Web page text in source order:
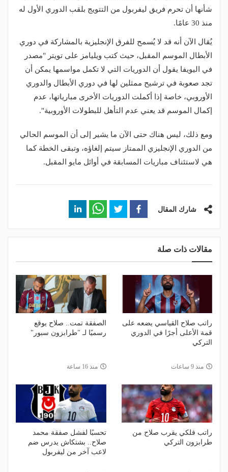
شأنها أن تحرم فريق ليفربول من التتويج بلقب الدوري الأول له
منذ 30 عامًا.
يُقال الآن أنه قد لا يُسمح للفرق الإنجليزية بالمشاركة في دوري
الأبطال الموسم المقبل، حيث كتب ويليامز على تويتر "مصدر
في اليويفا يقول أن الدوريات التي لا تكمل مواسمها يمكن أن
تجد صعوبة في ترشيح ممثلين لها في دوري الأبطال والدوري
الأوروبي، خاصة إذا أكملت الدوريات الأخرى مبارياتها، عدم
إكمال الموسم قد يعني عدم التأهل للبطولات الأوروبية".
ومع ذلك، ليس هناك حتى الآن ما يشير إلى أن الموسم الحالي
من الدوري الإنجليزي الممتاز سيتم إلغاؤه، وتبقى الخطة كما
هي لاستئناف مباريات المسابقة في أوائل مايو المقبل.
شارك المقال
مقالات ذات صلة
راتب صلاح القياسي يضعه على
قمة الأعلى أجرًا في الدوري
التركي
منذ 9 ساعات
الصفقة تمت.. صلاح يوقع
رسميًا لـ "طرابزون سبور"
منذ 16 ساعة
راتب فلكي يقرب صلاح من
طرابزون التركي
تحسبًا لفشل صفقة محمد
صلاح.. بشتكاش يدرس ضم
لاعب آخر من ليفربول